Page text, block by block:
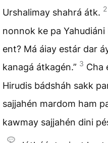
Urshalimay shahrá átk. 2
nonnok ke pa
ent? Má áiay estár dar
kanagá átkagén.” 3 Cha
Hirudis bádsháh sakk
sajjahén mardom ham
kawmay sajjahén dini